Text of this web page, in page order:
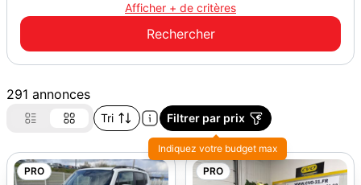
Afficher + de critères
291 annonces
Tri Filtrer par prix
Indiquez votre budget max
PRO
PRO